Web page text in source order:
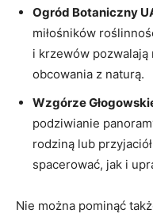
Ogród Botaniczny
miłośników
i krzewów
obcowania z naturą.
Wzgórze
podziwianie
rodziną lub
spacerować, jak i
Nie można pominąć